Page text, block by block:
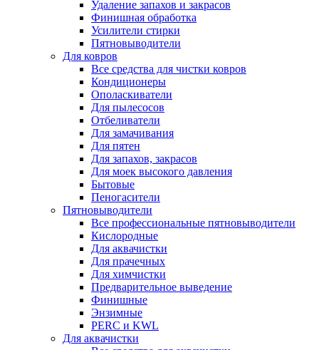
Удаление запахов и закрасов
Финишная обработка
Усилители стирки
Пятновыводители
Для ковров
Все средства для чистки ковров
Кондиционеры
Ополаскиватели
Для пылесосов
Отбеливатели
Для замачивания
Для пятен
Для запахов, закрасов
Для моек высокого давления
Бытовые
Пеногасители
Пятновыводители
Все профессиональные пятновыводители
Кислородные
Для аквачистки
Для прачечных
Для химчистки
Предварительное выведение
Финишные
Энзимные
PERC и KWL
Для аквачистки